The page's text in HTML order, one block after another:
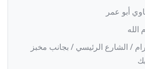
أبو عمر
الله
/ الشارع الرئيسي / بجانب مخبز